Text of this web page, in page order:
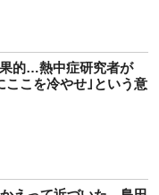
的…熱中症研究者が
ここを冷やせ｣という意